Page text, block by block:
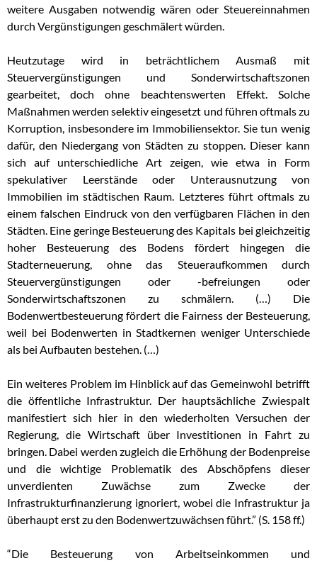
weitere Ausgaben notwendig wären oder Steuereinnahmen
durch Vergünstigungen geschmälert würden.
Heutzutage wird in beträchtlichem Ausmaß mit
Steuervergünstigungen und Sonderwirtschaftszonen
gearbeitet, doch ohne beachtenswerten Effekt. Solche
Maßnahmen werden selektiv eingesetzt und führen oftmals zu
Korruption, insbesondere im Immobiliensektor. Sie tun wenig
dafür, den Niedergang von Städten zu stoppen. Dieser kann
sich auf unterschiedliche Art zeigen, wie etwa in Form
spekulativer Leerstände oder Unterausnutzung von
Immobilien im städtischen Raum. Letzteres führt oftmals zu
einem falschen Eindruck von den verfügbaren Flächen in den
Städten. Eine geringe Besteuerung des Kapitals bei gleichzeitig
hoher Besteuerung des Bodens fördert hingegen die
Stadterneuerung, ohne das Steueraufkommen durch
Steuervergünstigungen oder -befreiungen oder
Sonderwirtschaftszonen zu schmälern. (…) Die
Bodenwertbesteuerung fördert die Fairness der Besteuerung,
weil bei Bodenwerten in Stadtkernen weniger Unterschiede
als bei Aufbauten bestehen. (…)
Ein weiteres Problem im Hinblick auf das Gemeinwohl betrifft
die öffentliche Infrastruktur. Der hauptsächliche Zwiespalt
manifestiert sich hier in den wiederholten Versuchen der
Regierung, die Wirtschaft über Investitionen in Fahrt zu
bringen. Dabei werden zugleich die Erhöhung der Bodenpreise
und die wichtige Problematik des Abschöpfens dieser
unverdienten Zuwächse zum Zwecke der
Infrastrukturfinanzierung ignoriert, wobei die Infrastruktur ja
überhaupt erst zu den Bodenwertzuwächsen führt.” (S. 158 ff.)
“Die Besteuerung von Arbeitseinkommen und